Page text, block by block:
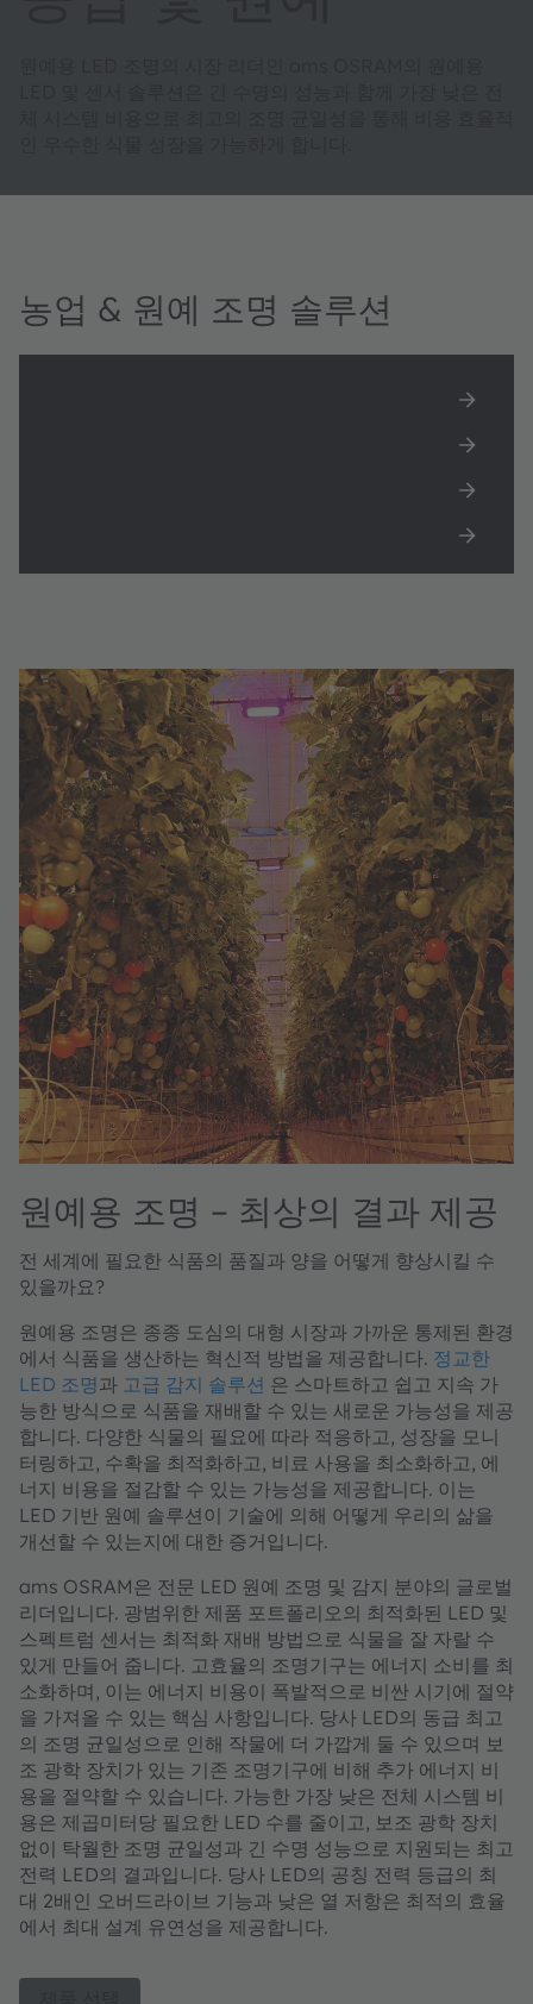
농업 & 원예 조명 솔루션
원예용 조명 – 최상의 결과 제공
전 세계에 필요한 식품의 품질과 양을 어떻게 향상시킬 수
있을까요?
원예용 조명은 종종 도심의 대형 시장과 가까운 통제된 환경
에서 식품을 생산하는 혁신적 방법을 제공합니다. 정교한
LED 조명과 고급 감지 솔루션 은 스마트하고 쉽고 지속 가
능한 방식으로 식품을 재배할 수 있는 새로운 가능성을 제공
합니다. 다양한 식물의 필요에 따라 적응하고, 성장을 모니
터링하고, 수확을 최적화하고, 비료 사용을 최소화하고, 에
너지 비용을 절감할 수 있는 가능성을 제공합니다. 이는
LED 기반 원예 솔루션이 기술에 의해 어떻게 우리의 삶을
개선할 수 있는지에 대한 증거입니다.
ams OSRAM은 전문 LED 원예 조명 및 감지 분야의 글로벌
리더입니다. 광범위한 제품 포트폴리오의 최적화된 LED 및
스펙트럼 센서는 최적화 재배 방법으로 식물을 잘 자랄 수
있게 만들어 줍니다. 고효율의 조명기구는 에너지 소비를 최
소화하며, 이는 에너지 비용이 폭발적으로 비싼 시기에 절약
을 가져올 수 있는 핵심 사항입니다. 당사 LED의 동급 최고
의 조명 균일성으로 인해 작물에 더 가깝게 둘 수 있으며 보
조 광학 장치가 있는 기존 조명기구에 비해 추가 에너지 비
용을 절약할 수 있습니다. 가능한 가장 낮은 전체 시스템 비
용은 제곱미터당 필요한 LED 수를 줄이고, 보조 광학 장치
없이 탁월한 조명 균일성과 긴 수명 성능으로 지원되는 최고
전력 LED의 결과입니다. 당사 LED의 공칭 전력 등급의 최
대 2배인 오버드라이브 기능과 낮은 열 저항은 최적의 효율
에서 최대 설계 유연성을 제공합니다.